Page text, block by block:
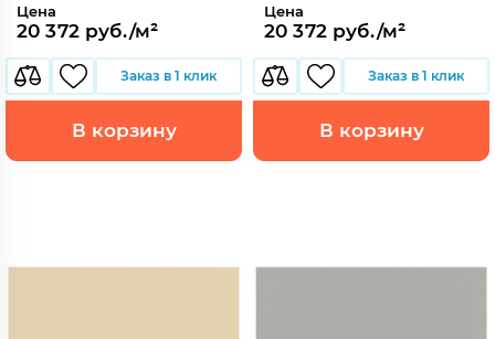
Цена
20 372 руб./м²
Заказ в 1 клик
В корзину
Цена
20 372 руб./м²
Заказ в 1 клик
В корзину